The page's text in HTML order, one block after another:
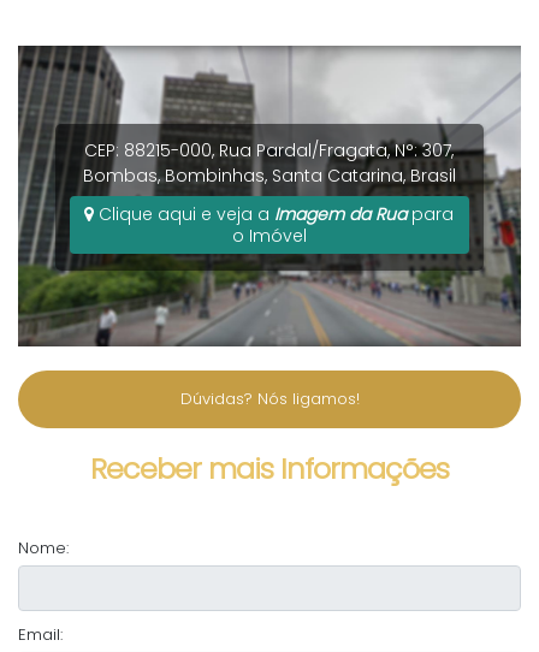
CEP: 88215-000, Rua Pardal/Fragata,N°:307,
Bombas,Bombinhas, Santa Catarina,Brasil
Clique aqui e veja a Imagem da Ruapara
o Imóvel
Dúvidas? Nós ligamos!
Receber mais Informações
Nome:
Email: